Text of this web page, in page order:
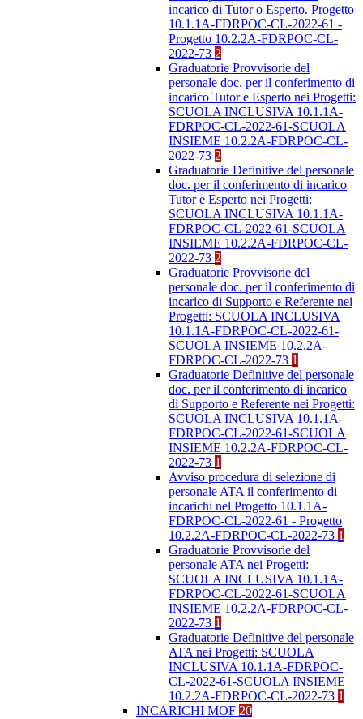
incarico di Tutor o Esperto. Progetto
10.1.1A-FDRPOC-CL-2022-61 -
Progetto 10.2.2A-FDRPOC-CL-
2022-73 2
Graduatorie Provvisorie del
personale doc. per il conferimento di
incarico Tutor e Esperto nei Progetti:
SCUOLA INCLUSIVA 10.1.1A-
FDRPOC-CL-2022-61-SCUOLA
INSIEME 10.2.2A-FDRPOC-CL-
2022-73 2
Graduatorie Definitive del personale
doc. per il conferimento di incarico
Tutor e Esperto nei Progetti:
SCUOLA INCLUSIVA 10.1.1A-
FDRPOC-CL-2022-61-SCUOLA
INSIEME 10.2.2A-FDRPOC-CL-
2022-73 2
Graduatorie Provvisorie del
personale doc. per il conferimento di
incarico di Supporto e Referente nei
Progetti: SCUOLA INCLUSIVA
10.1.1A-FDRPOC-CL-2022-61-
SCUOLA INSIEME 10.2.2A-
FDRPOC-CL-2022-73 1
Graduatorie Definitive del personale
doc. per il conferimento di incarico
di Supporto e Referente nei Progetti:
SCUOLA INCLUSIVA 10.1.1A-
FDRPOC-CL-2022-61-SCUOLA
INSIEME 10.2.2A-FDRPOC-CL-
2022-73 1
Avviso procedura di selezione di
personale ATA il conferimento di
incarichi nel Progetto 10.1.1A-
FDRPOC-CL-2022-61 - Progetto
10.2.2A-FDRPOC-CL-2022-73 1
Graduatorie Provvisorie del
personale ATA nei Progetti:
SCUOLA INCLUSIVA 10.1.1A-
FDRPOC-CL-2022-61-SCUOLA
INSIEME 10.2.2A-FDRPOC-CL-
2022-73 1
Graduatorie Definitive del personale
ATA nei Progetti: SCUOLA
INCLUSIVA 10.1.1A-FDRPOC-
CL-2022-61-SCUOLA INSIEME
10.2.2A-FDRPOC-CL-2022-73 1
INCARICHI MOF 20